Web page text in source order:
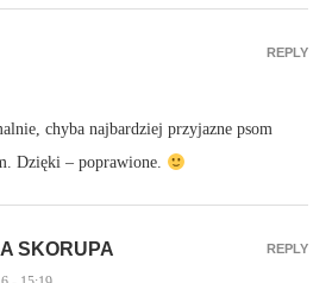
chyba najbardziej przyjazne psom
Dzięki – poprawione.
REPLY
SKORUPA REPLY